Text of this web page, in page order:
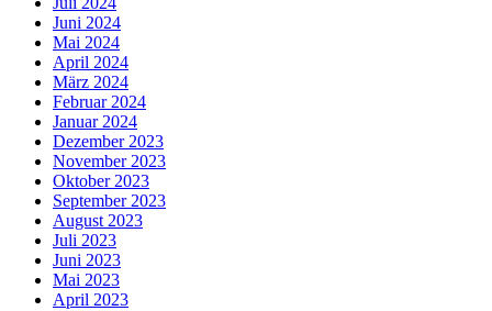
Juni 2024
Mai 2024
April 2024
März 2024
Februar 2024
Januar 2024
Dezember 2023
November 2023
Oktober 2023
September 2023
August 2023
Juli 2023
Juni 2023
Mai 2023
April 2023